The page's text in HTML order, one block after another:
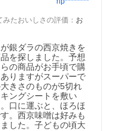
みたおいしさの評価 ： お
銀ダラの西京焼きを
を探しました。予想
の商品がお手頃で購
りますがスーパーで
きさのものが5切れ
ングシートを敷い
口に運ぶと、ほろほ
。西京味噌は好みも
した。子どもの頃大